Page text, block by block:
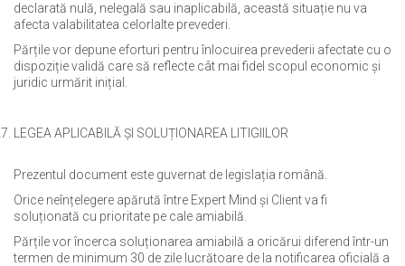
declarată nulă, nelegală sau inaplicabilă, această situație nu va
afecta valabilitatea celorlalte prevederi.
Părțile vor depune eforturi pentru înlocuirea prevederii afectate cu o
dispoziție validă care să reflecte cât mai fidel scopul economic și
juridic urmărit inițial.
LEGEA APLICABILĂ ȘI SOLUȚIONAREA LITIGIILOR
Prezentul document este guvernat de legislația română.
Orice neînțelegere apărută între Expert Mind și Client va fi
soluționată cu prioritate pe cale amiabilă.
Părțile vor încerca soluționarea amiabilă a oricărui diferend într-un
termen de minimum 30 de zile lucrătoare de la notificarea oficială a